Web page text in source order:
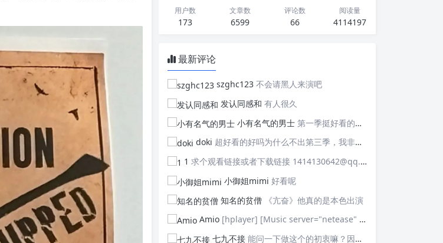
用户数
173
文章数
6599
评论数
66
阅读量
4114197
最新评论
szghc123 不会请黑人来演吧
发认同感和 有人很久
小有名气的男士 第一季挺好看的，天天等着更新，应该接着拍第二季，这个剧情拍个四季应该是没有问题的，期待
doki 超好看的好吗为什么不出第三季，我非常喜欢这部剧
1 求个观看链接或者下载链接 1414130642@qq.com
小御姐mimi 好看呢
知名的贫僧
《亢奋》他真的是本色出演
Amio [hplayer] [Music server="netease" id="" type=""/] [/hplayer] 试试
七九不接 能问一下做这个的初衷嘛？因为真的有被触动到